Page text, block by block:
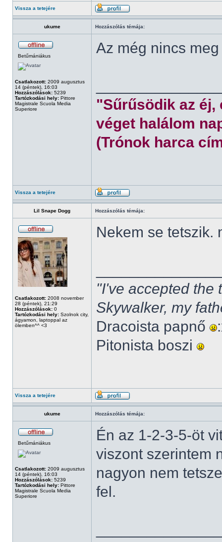
Vissza a tetejére
ukume Hozzászólás témája:
Betűmániákus
Csatlakozott: 2009 augusztus
14 (péntek), 16:03
Hozzászólások: 5239
Tartózkodási hely: Pittore
Magistrale Scuola Media
Superiore
Az még nincs
"Sűrűsödik az éj,
véget halálom
(Trónok harca
Vissza a tetejére
Lil Snape Dogg Hozzászólás témája:
Csatlakozott: 2008 november
28 (péntek), 21:29
Hozzászólások: 0
Tartózkodási hely: Szolnok city,
ágyamon, laptoppal az
ölemben^^ <3
Nekem se tetszik.
"I've accepted the
Skywalker, my
Dracoista papnő
Pitonista boszi
Vissza a tetejére
ukume Hozzászólás témája:
Betűmániákus
Csatlakozott: 2009 augusztus
14 (péntek), 16:03
Hozzászólások: 5239
Tartózkodási hely: Pittore
Magistrale Scuola Media
Superiore
Én az 1-2-3-5-öt
viszont szerintem
nagyon nem
fel.